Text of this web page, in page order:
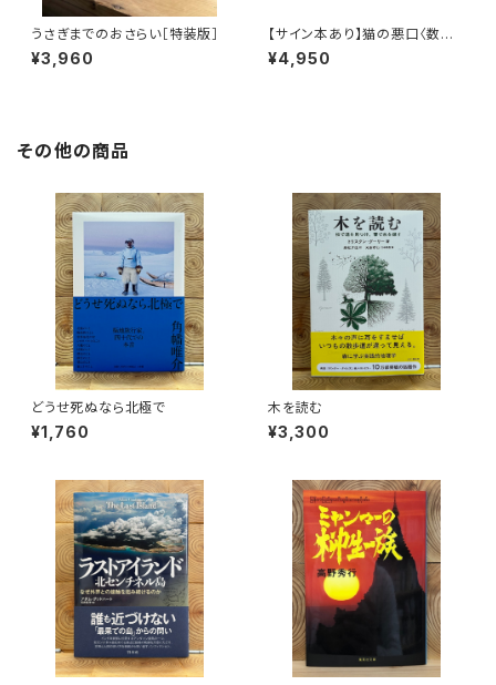
うさぎまでのおさらい［特装版］
¥3,960
【サイン本あり】猫の悪口〈数量
限定・オリジナルトート付き〉
¥4,950
その他の商品
どうせ死ぬなら北極で
¥1,760
木を読む
¥3,300